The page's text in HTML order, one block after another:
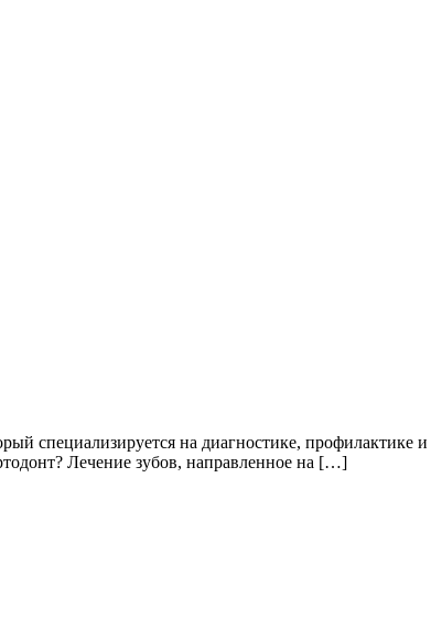
специализируется на диагностике, профилактике
Лечение зубов, направленное на […]